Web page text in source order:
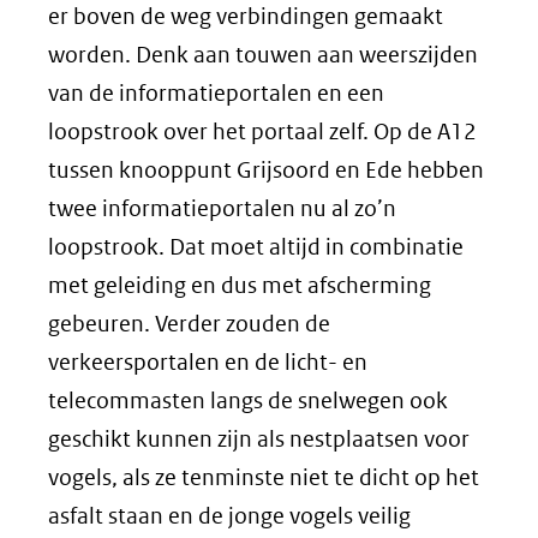
er boven de weg verbindingen gemaakt
worden. Denk aan touwen aan weerszijden
van de informatieportalen en een
loopstrook over het portaal zelf. Op de A12
tussen knooppunt Grijsoord en Ede hebben
twee informatieportalen nu al zo’n
loopstrook. Dat moet altijd in combinatie
met geleiding en dus met afscherming
gebeuren. Verder zouden de
verkeersportalen en de licht- en
telecommasten langs de snelwegen ook
geschikt kunnen zijn als nestplaatsen voor
vogels, als ze tenminste niet te dicht op het
asfalt staan en de jonge vogels veilig